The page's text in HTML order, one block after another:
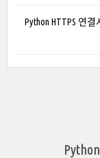
Python HTTPS 연결